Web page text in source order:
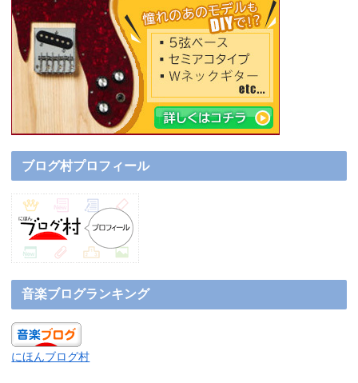
ブログ村プロフィール
音楽ブログランキング
にほんブログ村